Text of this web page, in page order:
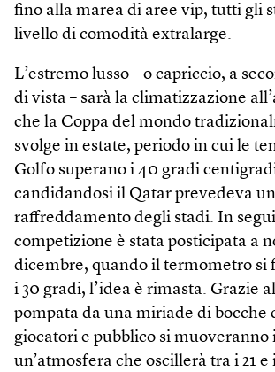
fino alla marea di aree vip, tutti gli
livello di comodità extralarge.
L’estremo lusso – o capriccio, a
di vista – sarà la climatizzazione
che la Coppa del mondo
svolge in estate, periodo in cui le
Golfo superano i 40 gradi
candidandosi il Qatar prevedeva
raffreddamento degli stadi. In
competizione è stata posticipata a
dicembre, quando il termometro si
i 30 gradi, l’idea è rimasta. Grazie
pompata da una miriade di bocche
giocatori e pubblico si muoveranno
un’atmosfera che oscillerà tra i 21 e